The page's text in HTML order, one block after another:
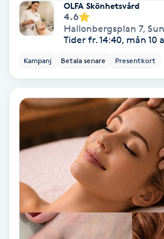
Fet hårbotten
Fettreducering
Fillers
Fotmassage
Fotsvamp
Fotvård
OLFA Skönhetsvård
4.6
Hallonbergsplan 7,
Tider fr. 14:40, mån 10
Kampanj Betala senare Presentkort